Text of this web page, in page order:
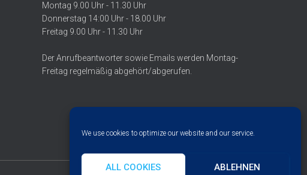
We use cookies to optimize our website and our service.
ALL COOKIES ABLEHNEN
Montag 9.00 Uhr - 11.30 Uhr
Donnerstag 14:00 Uhr - 18.00 Uhr
Freitag 9.00 Uhr - 11.30 Uhr
Der Anrufbeantworter sowie Emails werden Montag-
Freitag regelmäßig abgehört/abgerufen.